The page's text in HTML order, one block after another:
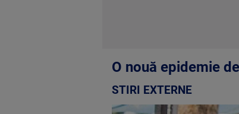
O nouă epidemie
STIRI EXTERNE